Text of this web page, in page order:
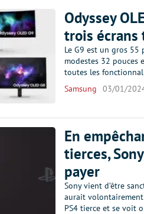
Odyssey
trois écrans
Le G9 est un gros 55
modestes 32 pouces
toutes les
Samsung
03/01/
En
tierces,
payer
Sony vient d’être
aurait
PS4 tierce et se voit